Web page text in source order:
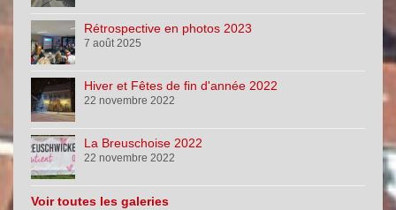
Rétrospective en photos 2023
7 août 2025
Hiver et Fêtes de fin d'année 2022
22 novembre 2022
La Breuschoise 2022
22 novembre 2022
Voir toutes les galeries